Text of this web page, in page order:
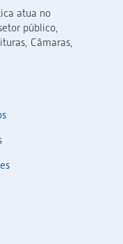
atua no
público,
Câmaras,